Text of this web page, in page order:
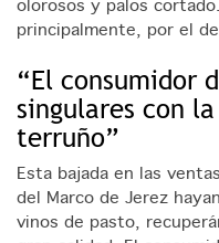
olorosos y palos
principalmente, por el
“El consumidor
singulares con
terruño”
Esta bajada en las
del Marco de Jerez
vinos de pasto,